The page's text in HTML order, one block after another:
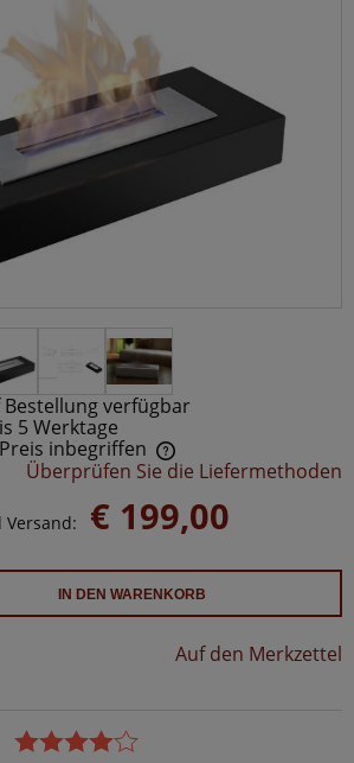
Bestellung verfügbar
5 Werktage
inbegriffen
keine möglichen Zahlungskosten
Überprüfen Sie die Liefermethoden
Versand: € 199,00
IN DEN WARENKORB
Auf den Merkzettel